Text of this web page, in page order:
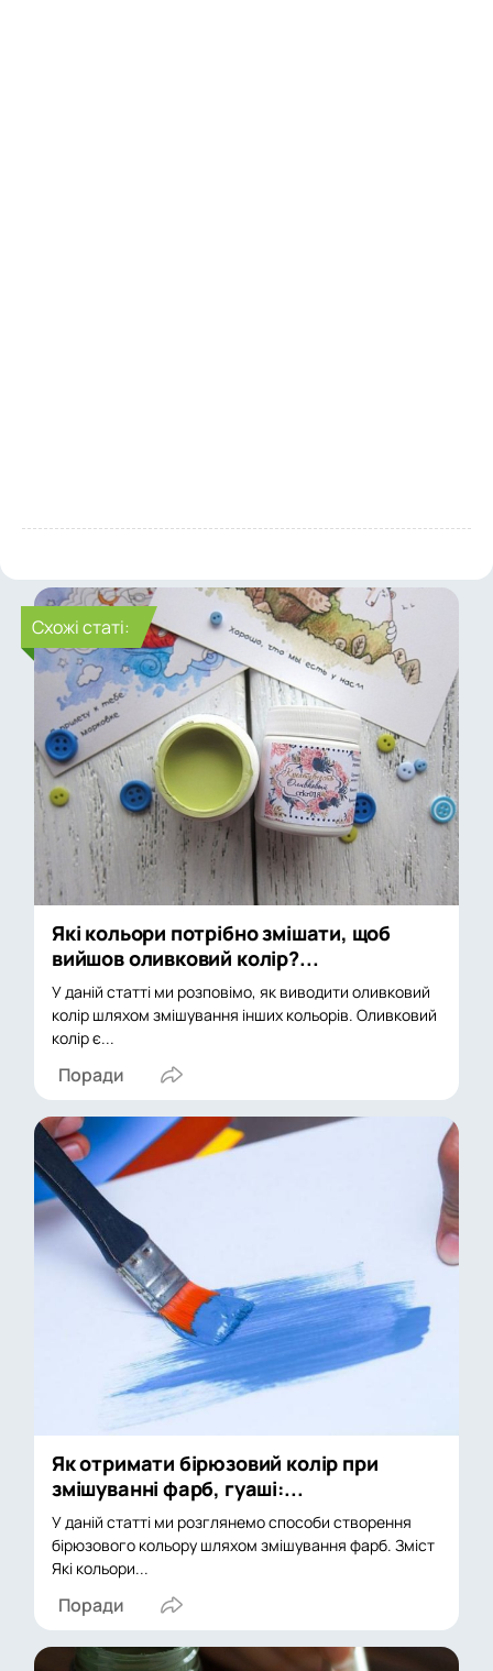
Cхожі статі:
Які кольори потрібно змішати, щоб
вийшов оливковий колір?...
У даній статті ми розповімо, як виводити оливковий
колір шляхом змішування інших кольорів. Оливковий
колір є...
Поради
Як отримати бірюзовий колір при
змішуванні фарб, гуаші:...
У даній статті ми розглянемо способи створення
бірюзового кольору шляхом змішування фарб. Зміст
Які кольори...
Поради